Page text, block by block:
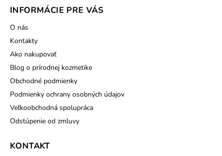
INFORMÁCIE PRE VÁS
O nás
Kontakty
Ako nakupovať
Blog o prírodnej kozmetike
Obchodné podmienky
Podmienky ochrany osobných údajov
Veľkoobchodná spolupráca
Odstúpenie od zmluvy
KONTAKT